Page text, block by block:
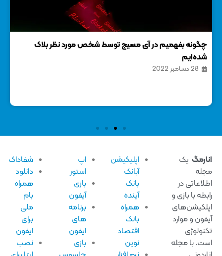
چگونه بفهمیم در آی مسیج توسط شخص مورد نظر بلاک
شده‌ایم
28 دسامبر 2022
یک
در
با بازی و
و موارد
با مجله
اپلیکیشن
آبانک
آینده
همراه
اقتصاد
اپ
استور
بازی
آیفون
برنامه
ایفون
بازی
شفاداک
دانلود
همراه
ایفون
نصب